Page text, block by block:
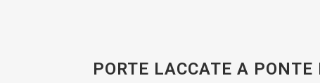
PORTE LACCATE A PONTE